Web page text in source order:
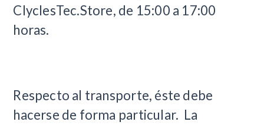
ClyclesTec.Store, de 15:00 a 17:00
horas.
Respecto al transporte, éste debe
hacerse de forma particular. La